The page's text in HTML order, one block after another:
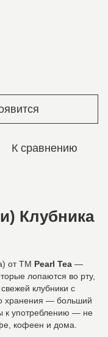
К сравнению
Клубника
от ТМ Pearl Tea —
лопаются во рту,
клубники с
хранения — больший
к употреблению — не
кофеен и дома.